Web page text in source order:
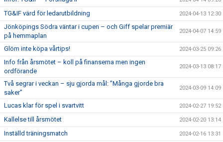
TG&IF värd för ledarutbildning 2024-04-13 12:30
Jönköpings Södra väntar i cupen – och Giff spelar premiär
på hemmaplan
2024-04-07 14:59
Glöm inte köpa vårtips! 2024-03-25 09:26
Info från årsmötet – koll på finanserna men ingen
ordförande
2024-03-13 08:17
Två segrar i veckan – sju gjorda mål: ”Många gjorde bra
saker”
2024-03-09 14:09
Lucas klar för spel i svartvitt 2024-02-27 19:52
Kallelse till årsmötet 2024-02-20 13:14
Inställd träningsmatch 2024-02-16 13:31